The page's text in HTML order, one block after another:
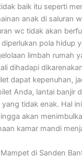
baik itu seperti
anak di saluran
wc tidak akan
pola hidup
limbah rumah
dihadapi
dapat kepenuhan,
Anda, lantai banjir
tidak enak. Hal
akan
kamar mandi
di Sanden